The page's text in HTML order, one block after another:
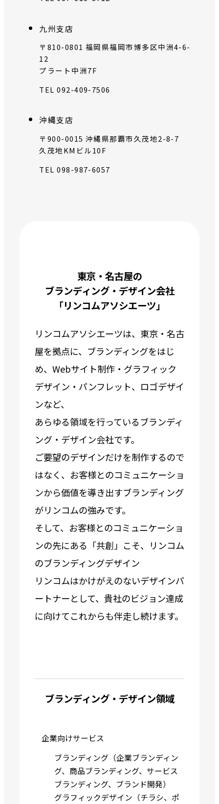
九州支店
〒810-0801 福岡県福岡市博多区中洲4-6-
12
プラート中洲7F
TEL 092-409-7506
沖縄支店
〒900-0015 沖縄県那覇市久茂地2-8-7
久茂地KMビル10F
TEL 098-987-6057
東京・名古屋の
ブランディング・デザイン会社
「リンコムアソシエーツ」
リンコムアソシエーツは、東京・名古
屋を拠点に、ブランディングをはじ
め、Webサイト制作・グラフィック
デザイン・パンフレット、ロゴデザイ
ンなど、
あらゆる領域を行っているブランディ
ング・デザイン会社です。
ご要望のデザインだけを制作するので
はなく、お客様とのコミュニケーショ
ンから価値を導き出すブランディング
がリンコムの強みです。
そして、お客様とのコミュニケーショ
ンの先にある「共創」こそ、リンコム
のブランディングデザイン
リンコムはかけがえのないデザインパ
ートナーとして、貴社のビジョン達成
に向けてこれからも伴走し続けます。
ブランディング・デザイン領域
企業向けサービス
ブランディング（企業ブランディン
グ、商品ブランディング、サービス
ブランディング、ブランド開発）
グラフィックデザイン（チラシ、ポ